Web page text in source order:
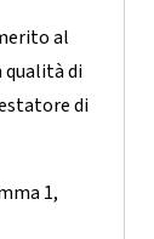
al
qualità di
di
1,